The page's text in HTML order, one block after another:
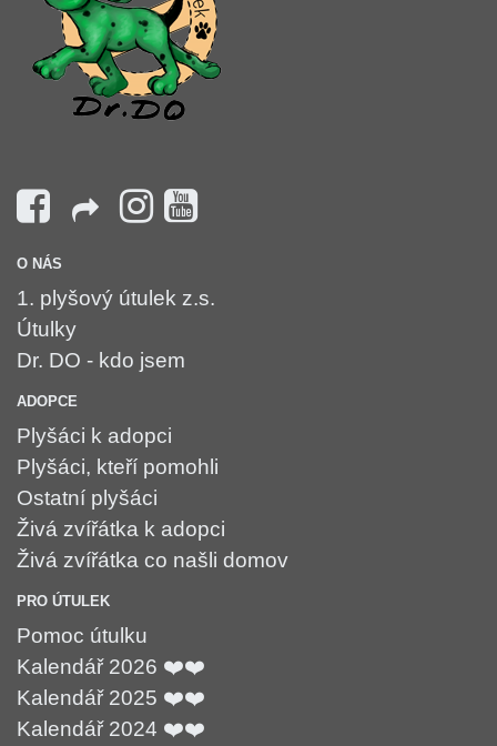
O NÁS
1. plyšový útulek z.s.
Útulky
Dr. DO - kdo jsem
ADOPCE
Plyšáci k adopci
Plyšáci, kteří pomohli
Ostatní plyšáci
Živá zvířátka k adopci
Živá zvířátka co našli domov
PRO ÚTULEK
Pomoc útulku
Kalendář 2026 ❤️❤️
Kalendář 2025 ❤️❤️
Kalendář 2024 ❤️❤️